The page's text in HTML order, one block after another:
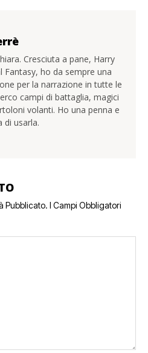
Cresciuta a pane, Harry
Fantasy, ho da sempre una
per la narrazione in tutte le
campi di battaglia, magici
volanti. Ho una penna e
di usarla.
Pubblicato. I Campi Obbligatori